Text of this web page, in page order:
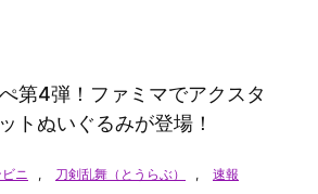
第4弾！ファミマでアクスタ
トぬいぐるみが登場！
ニ , 刀剣乱舞（とうらぶ） , 速報